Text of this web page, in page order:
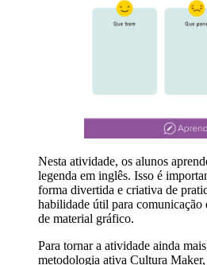
Nesta atividade, os alunos
legenda em inglês. Isso é
forma divertida e criativa de
habilidade útil para comunicação
de material gráfico.
Para tornar a atividade ainda
metodologia ativa Cultura